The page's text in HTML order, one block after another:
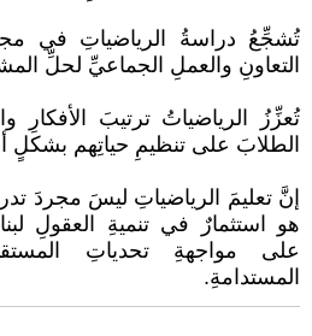
تُشجِّعُ دراسةُ الرياضياتِ في
التعاونِ والعملِ الجماعيِّ لحلِّ
تُعزِّزُ الرياضياتُ ترتيبَ الأفكارِ
الطلابَ على تنظيمِ حياتِهم
إنَّ تعليمَ الرياضياتِ ليسَ مجردَ
هو استثمارٌ في تنميةِ العقولِ
على مواجهةِ تحدياتِ
المستدامةِ.